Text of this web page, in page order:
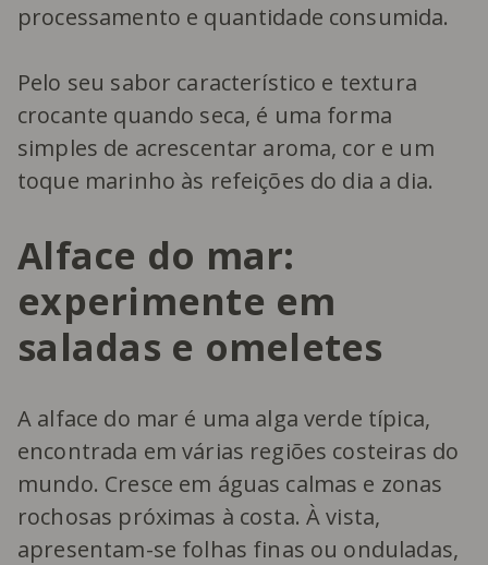
processamento e quantidade consumida.
Pelo seu sabor característico e textura
crocante quando seca, é uma forma
simples de acrescentar aroma, cor e um
toque marinho às refeições do dia a dia.
Alface do mar:
experimente em
saladas e omeletes
A alface do mar é uma alga verde típica,
encontrada em várias regiões costeiras do
mundo. Cresce em águas calmas e zonas
rochosas próximas à costa. À vista,
apresentam-se folhas finas ou onduladas,